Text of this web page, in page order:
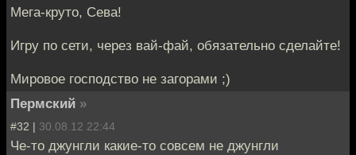
Мега-круто, Сева!
Игру по сети, через вай-фай, обязательно сделайте!
Мировое господство не загорами ;)
Пермский »
#32 | 30.08.12 22:44
Че-то джунгли какие-то совсем не джунгли